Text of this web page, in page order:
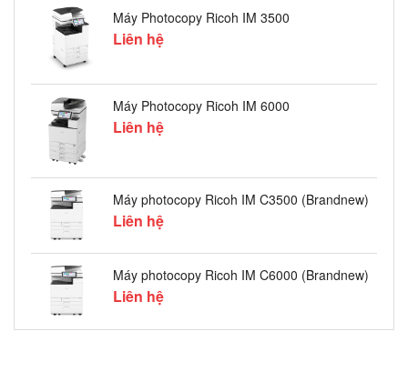
Máy Photocopy Ricoh IM 3500
Liên hệ
Máy Photocopy Ricoh IM 6000
Liên hệ
Máy photocopy Ricoh IM C3500 (Brandnew)
Liên hệ
Máy photocopy Ricoh IM C6000 (Brandnew)
Liên hệ